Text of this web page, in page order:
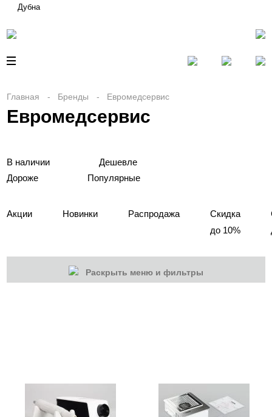
Дубна
Главная Бренды Евромедсервис
Евромедсервис
В наличии
Дешевле
Дороже
Популярные
Акции Новинки Распродажа
Скидка
до 10%
Раскрыть меню и фильтры